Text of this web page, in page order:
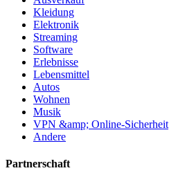
Kleidung
Elektronik
Streaming
Software
Erlebnisse
Lebensmittel
Autos
Wohnen
Musik
VPN &amp; Online-Sicherheit
Andere
Partnerschaft